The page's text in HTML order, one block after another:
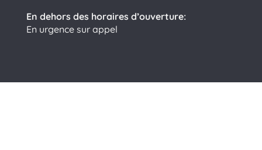
En dehors des horaires d’ouverture:
En urgence sur appel